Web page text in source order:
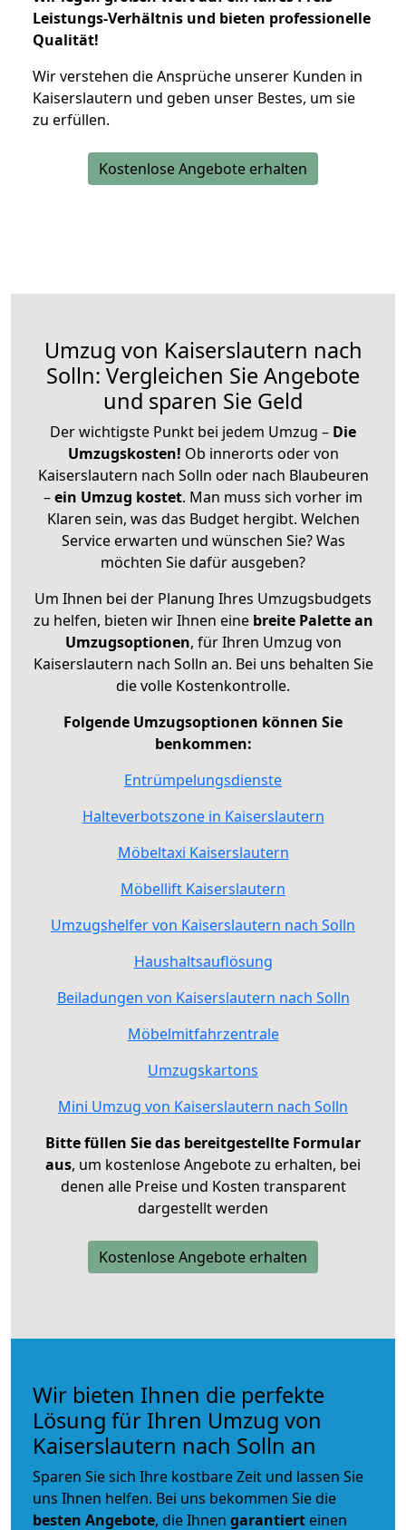
Leistungs-Verhältnis und bieten professionelle
Qualität!
Wir verstehen die Ansprüche unserer Kunden in
Kaiserslautern und geben unser Bestes, um sie
zu erfüllen.
Kostenlose Angebote erhalten
Umzug von Kaiserslautern nach
Solln: Vergleichen Sie Angebote
und sparen Sie Geld
Der wichtigste Punkt bei jedem Umzug – Die
Umzugskosten! Ob innerorts oder von
Kaiserslautern nach Solln oder nach Blaubeuren
–ein Umzug kostet. Man muss sich vorher im
Klaren sein, was das Budget hergibt. Welchen
Service erwarten und wünschen Sie? Was
möchten Sie dafür ausgeben?
Um Ihnen bei der Planung Ihres Umzugsbudgets
zu helfen, bieten wir Ihnen eine breite Palette an
Umzugsoptionen, für Ihren Umzug von
Kaiserslautern nach Solln an. Bei uns behalten Sie
die volle Kostenkontrolle.
Folgende Umzugsoptionen können Sie
benkommen:
Entrümpelungsdienste
Halteverbotszone in Kaiserslautern
Möbeltaxi Kaiserslautern
Möbellift Kaiserslautern
Umzugshelfer von Kaiserslautern nach Solln
Haushaltsauflösung
Beiladungen von Kaiserslautern nach Solln
Möbelmitfahrzentrale
Umzugskartons
Mini Umzug von Kaiserslautern nach Solln
Bitte füllen Sie das bereitgestellte Formular
aus, um kostenlose Angebote zu erhalten, bei
denen alle Preise und Kosten transparent
dargestellt werden
Kostenlose Angebote erhalten
Wir bieten Ihnen die perfekte
Lösung für Ihren Umzug von
Kaiserslautern nach Solln an
Sparen Sie sich Ihre kostbare Zeit und lassen Sie
uns Ihnen helfen. Bei uns bekommen Sie die
besten Angebote, die Ihnen garantiert einen